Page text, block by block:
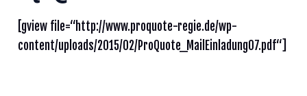
[gview file=“http://www.proquote-regie.de/wp-
content/uploads/2015/02/ProQuote_MailEinladung07.pdf“]